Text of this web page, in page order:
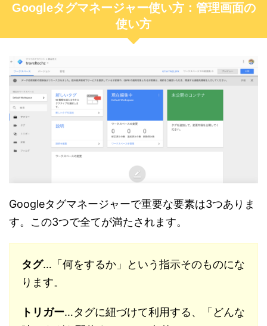
Googleタグマネージャー使い方：管理画面の
使い方
Googleタグマネージャーで重要な要素は3つありま
す。この3つで全てが満たされます。
タグ…「何をするか」という指示そのものにな
ります。
トリガー…タグに紐づけて利用する、「どんな